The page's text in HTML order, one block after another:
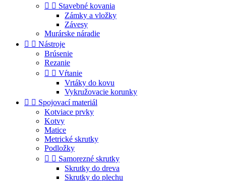
  Stavebné kovania
Zámky a vložky
Závesy
Murárske náradie
  Nástroje
Brúsenie
Rezanie
  Vŕtanie
Vrtáky do kovu
Vykružovacie korunky
  Spojovací materiál
Kotviace prvky
Kotvy
Matice
Metrické skrutky
Podložky
  Samorezné skrutky
Skrutky do dreva
Skrutky do plechu